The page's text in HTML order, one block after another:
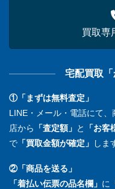
買取専
宅配買取「
①「まずは無料査定」
LINE・メール・電話にて
店から
「査定額」 と 「お客
で 「買取金額が確定」 しま
②「商品を送る」
「着払い伝票の品名欄」 に